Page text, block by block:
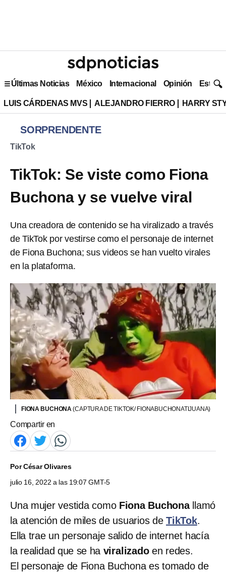
Últimas Noticias México Internacional Opinión Estilo
LUIS CÁRDENAS MVS ALEJANDRO FIERRO HARRY
SORPRENDENTE
TikTok
TikTok: Se viste como Fiona
Buchona y se vuelve viral
Una creadora de contenido se ha viralizado a través
de TikTok por vestirse como el personaje de internet
de Fiona Buchona; sus videos se han vuelto virales
en la plataforma.
FIONA BUCHONA(CAPTURA DE TIKTOK/ FIONABUCHONATIJUANA)
Compartir en
PorCésar Olivares
julio 16, 2022 a las 19:07 GMT-5
Una mujer vestida como Fiona Buchonallamó
la atención de miles de usuarios de TikTok.
Ella trae un personaje salido de internet hacía
la realidad que se ha viralizadoen redes.
El personaje de Fiona Buchona es tomado de